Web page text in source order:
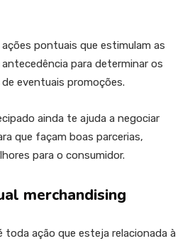
pontuais que estimulam as
para determinar os
eventuais promoções.
ainda te ajuda a negociar
que façam boas parcerias,
para o consumidor.
merchandising
toda ação que esteja relacionada à